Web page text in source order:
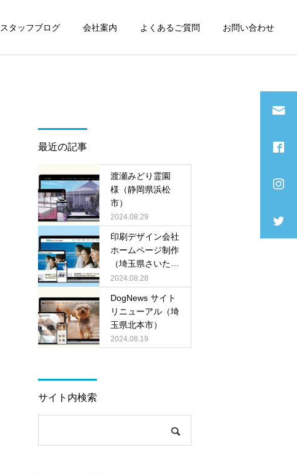
スタッフブログ 会社案内 よくあるご質問 お問い合わせ
看板・印刷物
最近の記事
渡瀬みどり霊園
様（静岡県浜松
市）
2024.08.29
印刷デザイン会社
ホームページ制作
（埼玉県さいたま
市）
2024.08.28
DogNews サイト
リニューアル（埼
玉県北本市）
2024.08.19
サイト内検索